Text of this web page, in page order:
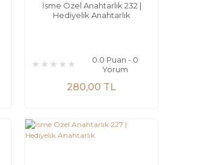
İsme Özel Anahtarlık 232 |
Hediyelik Anahtarlık
0.0 Puan - 0
Yorum
280,00 TL